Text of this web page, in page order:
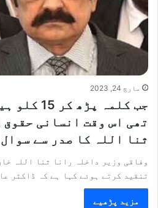
مارچ 24, 2023
جب کلمہ
تھی اس وقت انسانی حقوق
ثنا اللہ کا صدر سے سوال
وفاقی وزیر داخلہ رانا ثنا اللہ
تنقید کرتے ہوئے کہا ہے کہ ڈاکٹر
مزید پڑھیے